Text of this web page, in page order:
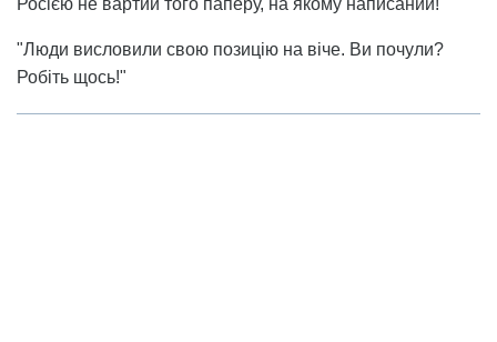
"Люди висловили свою позицію на віче. Ви почули?
Робіть щось!"